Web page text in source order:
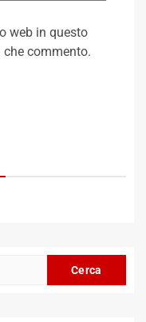
web in questo
commento.